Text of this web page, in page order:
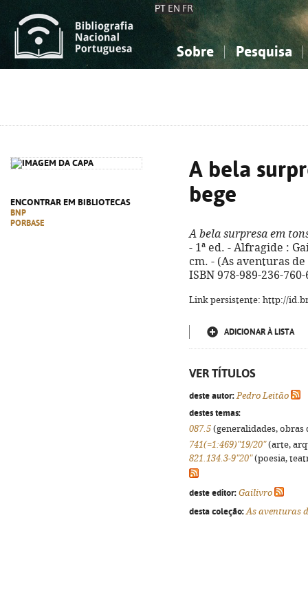
PT EN FR
Sobre Pesquisa
ENCONTRAR EM BIBLIOTECAS
BNP
PORBASE
A bela
bege
A bela surpresa em
- 1ª ed. - Alfragide :
cm. - (As aventuras
ISBN 978-989-236-760-
Link persistente: http://
ADICIONAR À LISTA
VER TÍTULOS
deste autor: Pedro Leitão
destes temas:
087.5 (generalidades,
741(=1:469)"19/20"(arte,
821.134.3-9"20"(poesia,
deste editor: Gailivro
desta coleção: As aventuras